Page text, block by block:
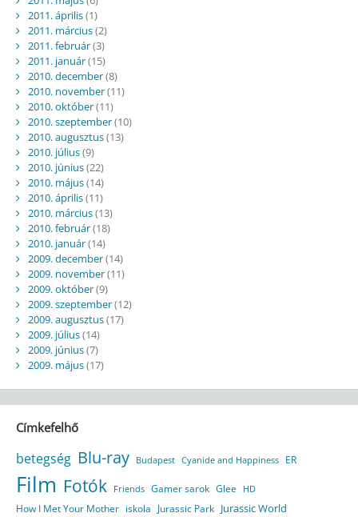
2011. április(1)
2011. március(2)
2011. február(3)
2011. január(15)
2010. december(8)
2010. november(11)
2010. október(11)
2010. szeptember(10)
2010. augusztus(13)
2010. július(9)
2010. június(22)
2010. május(14)
2010. április(11)
2010. március(13)
2010. február(18)
2010. január(14)
2009. december(14)
2009. november(11)
2009. október(9)
2009. szeptember(12)
2009. augusztus(17)
2009. július(14)
2009. június(7)
2009. május(17)
Címkefelhő
betegség Blu-ray Budapest Cyanide and Happiness ER
Film Fotók Friends Gamer sarok Glee HD
How I Met Your Mother iskola Jurassic Park Jurassic World